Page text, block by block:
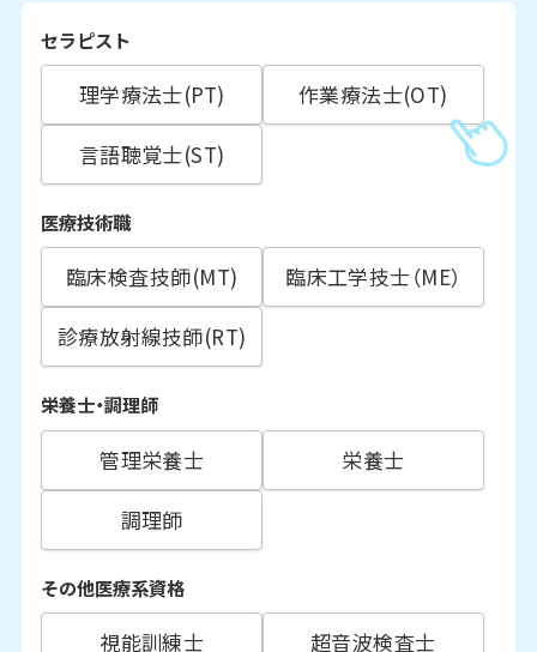
セラピスト
理学療法士(PT)
作業療法士(OT)
言語聴覚士(ST)
医療技術職
臨床検査技師(MT)
臨床工学技士（ME）
診療放射線技師(RT)
栄養士・調理師
管理栄養士
栄養士
調理師
その他医療系資格
視能訓練士
超音波検査士